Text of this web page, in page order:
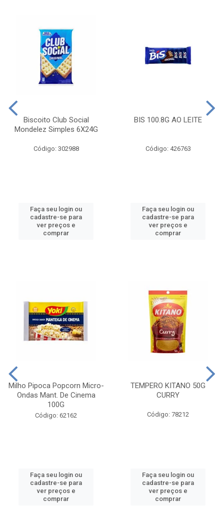
Biscoito Club Social
Mondelez Simples 6X24G
Código: 302988
Faça seu login ou
cadastre-se para
ver preços e
comprar
BIS 100.8G AO LEITE
Código: 426763
Faça seu login ou
cadastre-se para
ver preços e
comprar
Milho Pipoca Popcorn Micro-
Ondas Mant. De Cinema
100G
Código: 62162
Faça seu login ou
cadastre-se para
ver preços e
comprar
TEMPERO KITANO 50G
CURRY
Código: 78212
Faça seu login ou
cadastre-se para
ver preços e
comprar